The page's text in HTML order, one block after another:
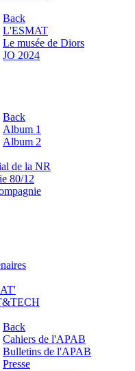
Back
L'ESMAT
Le musée de Diors
JO 2024
Back
Album 1
Album 2
de la NR
80/12
Back
Cahiers de l'APAB
Bulletins de l'APAB
Presse